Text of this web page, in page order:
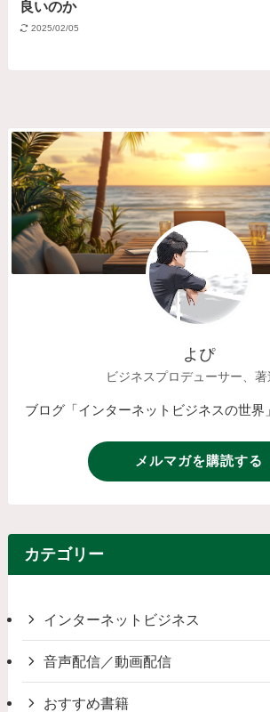
良いのか
2025/02/05
よぴ
ビジネスプロデューサー、著
ブログ「インターネットビジネスの世界
メルマガを購読する
カテゴリー
インターネットビジネス
音声配信／動画配信
おすすめ書籍